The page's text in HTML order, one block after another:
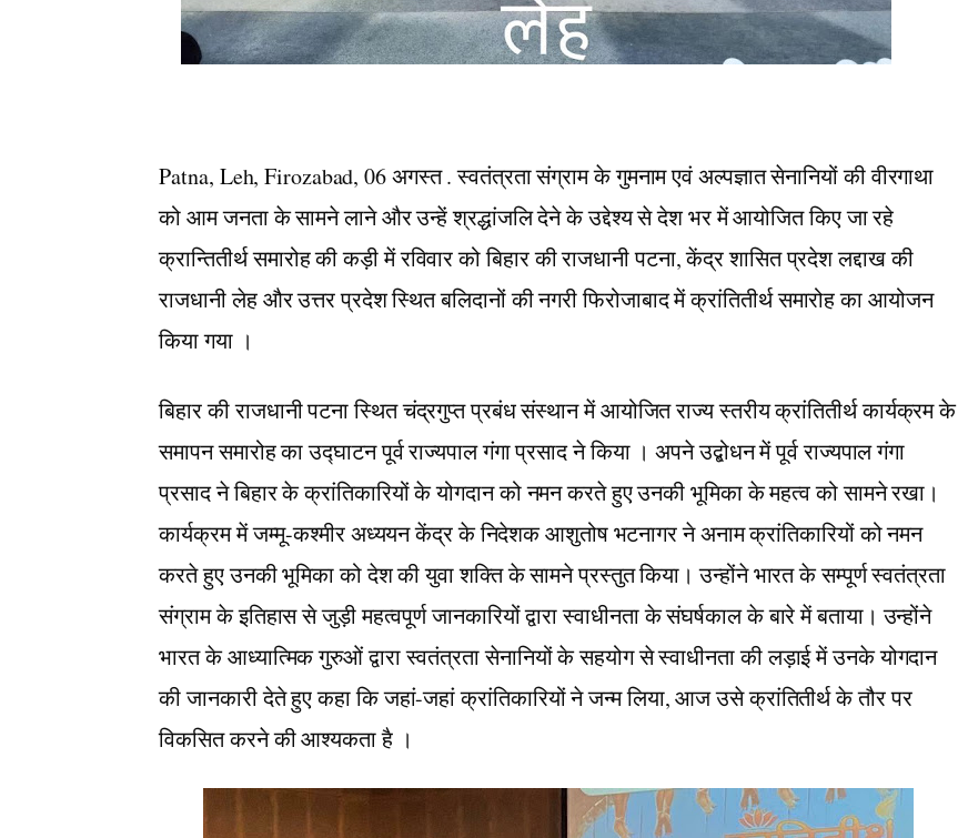
Patna, Leh, Firozabad, 06 अगस्त . स्वतंत्रता संग्राम के गुमनाम एवं अल्पज्ञात सेनानियों की वीरगाथा
को आम जनता के सामने लाने और उन्हें श्रद्धांजलि देने के उद्देश्य से देश भर में आयोजित किए जा रहे
क्रान्तितीर्थ समारोह की कड़ी में रविवार को बिहार की राजधानी पटना, केंद्र शासित प्रदेश लद्दाख की
राजधानी लेह और उत्तर प्रदेश स्थित बलिदानों की नगरी फिरोजाबाद में क्रांतितीर्थ समारोह का आयोजन
किया गया ।
बिहार की राजधानी पटना स्थित चंद्रगुप्त प्रबंध संस्थान में आयोजित राज्य स्तरीय क्रांतितीर्थ कार्यक्रम के
समापन समारोह का उद्घाटन पूर्व राज्यपाल गंगा प्रसाद ने किया । अपने उद्बोधन में पूर्व राज्यपाल गंगा
प्रसाद ने बिहार के क्रांतिकारियों के योगदान को नमन करते हुए उनकी भूमिका के महत्व को सामने रखा।
कार्यक्रम में जम्मू-कश्मीर अध्ययन केंद्र के निदेशक आशुतोष भटनागर ने अनाम क्रांतिकारियों को नमन
करते हुए उनकी भूमिका को देश की युवा शक्ति के सामने प्रस्तुत किया। उन्होंने भारत के सम्पूर्ण स्वतंत्रता
संग्राम के इतिहास से जुड़ी महत्वपूर्ण जानकारियों द्वारा स्वाधीनता के संघर्षकाल के बारे में बताया। उन्होंने
भारत के आध्यात्मिक गुरुओं द्वारा स्वतंत्रता सेनानियों के सहयोग से स्वाधीनता की लड़ाई में उनके योगदान
की जानकारी देते हुए कहा कि जहां-जहां क्रांतिकारियों ने जन्म लिया, आज उसे क्रांतितीर्थ के तौर पर
विकसित करने की आश्यकता है ।